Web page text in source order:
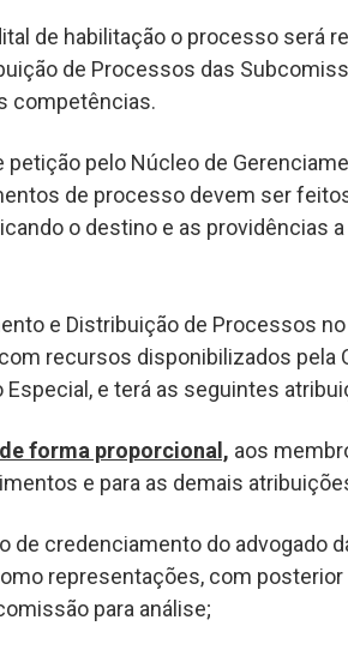
de habilitação o processo será
de Processos das
competências.
petição pelo Núcleo de
de processo devem ser
o destino e as providências
e Distribuição de Processos
recursos disponibilizados pela
e terá as seguintes
de forma proporcional, aos
e para as demais
de credenciamento do advogado
representações, com
para análise;